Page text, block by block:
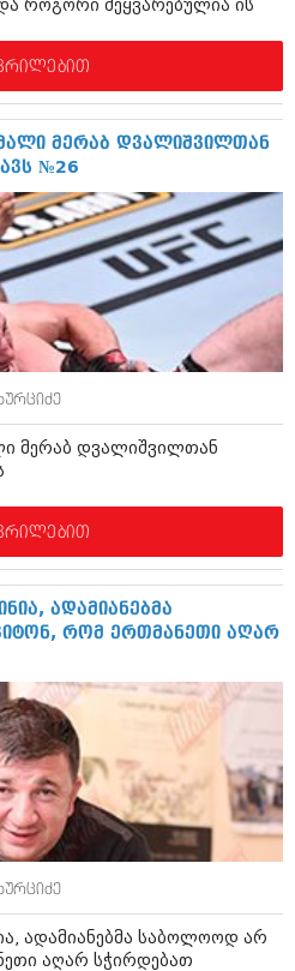
როგორი შეყვარებულია ის
მერაბ დვალიშვილთან
№26
მერაბ დვალიშვილთან
ადამიანებმა
რომ ერთმანეთი აღარ
ადამიანებმა საბოლოოდ არ
აღარ სჭირდებათ